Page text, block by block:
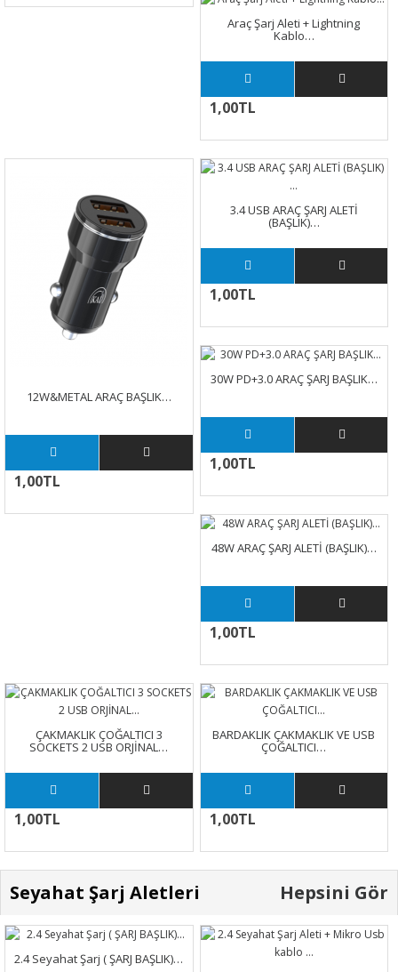
Araç Şarj Aleti + Lightning
Kablo…
1,00TL
12W&METAL ARAÇ BAŞLIK…
1,00TL
3.4 USB ARAÇ ŞARJ ALETİ
(BAŞLIK)…
1,00TL
30W PD+3.0 ARAÇ ŞARJ BAŞLIK…
1,00TL
48W ARAÇ ŞARJ ALETİ (BAŞLIK)…
1,00TL
ÇAKMAKLIK ÇOĞALTICI 3
SOCKETS 2 USB ORJİNAL…
1,00TL
BARDAKLIK ÇAKMAKLIK VE USB
ÇOĞALTICI…
1,00TL
Seyahat Şarj Aletleri Hepsini Gör
2.4 Seyahat Şarj ( ŞARJ BAŞLIK)…